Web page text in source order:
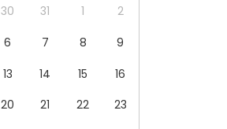
30 31 1
2
6 7 8
9
13 14 15
16
20 21 22
23